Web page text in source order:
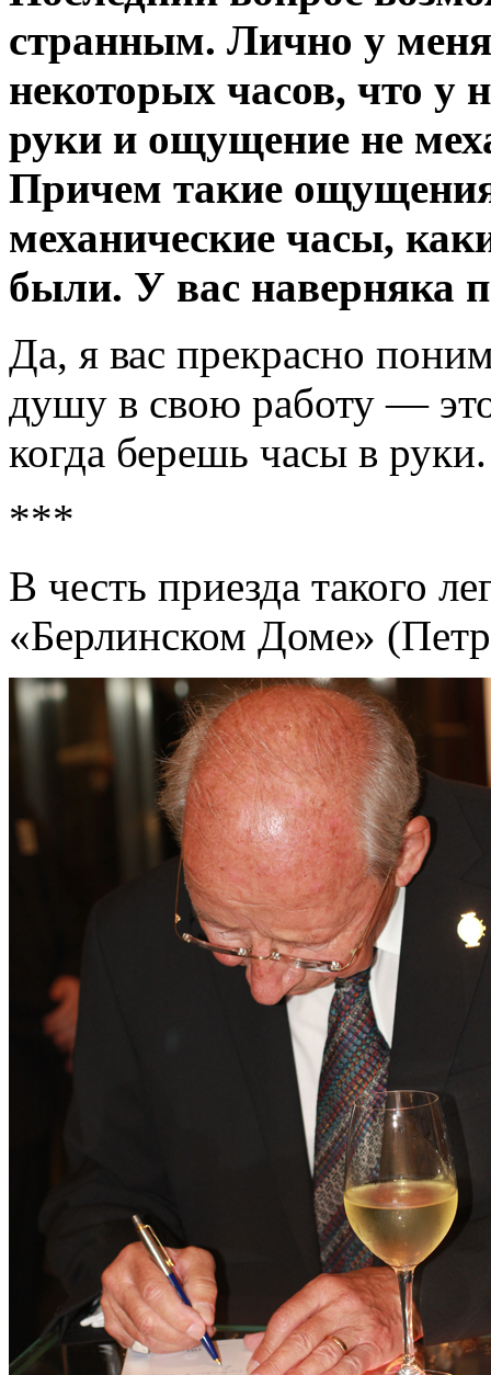
странным. Лично у
некоторых часов, что у
руки и ощущение не
Причем такие
механические часы,
были. У вас наверняка
Да, я вас прекрасно
душу в свою работу — это
когда берешь часы в руки.
***
В честь приезда такого
«Берлинском Доме»